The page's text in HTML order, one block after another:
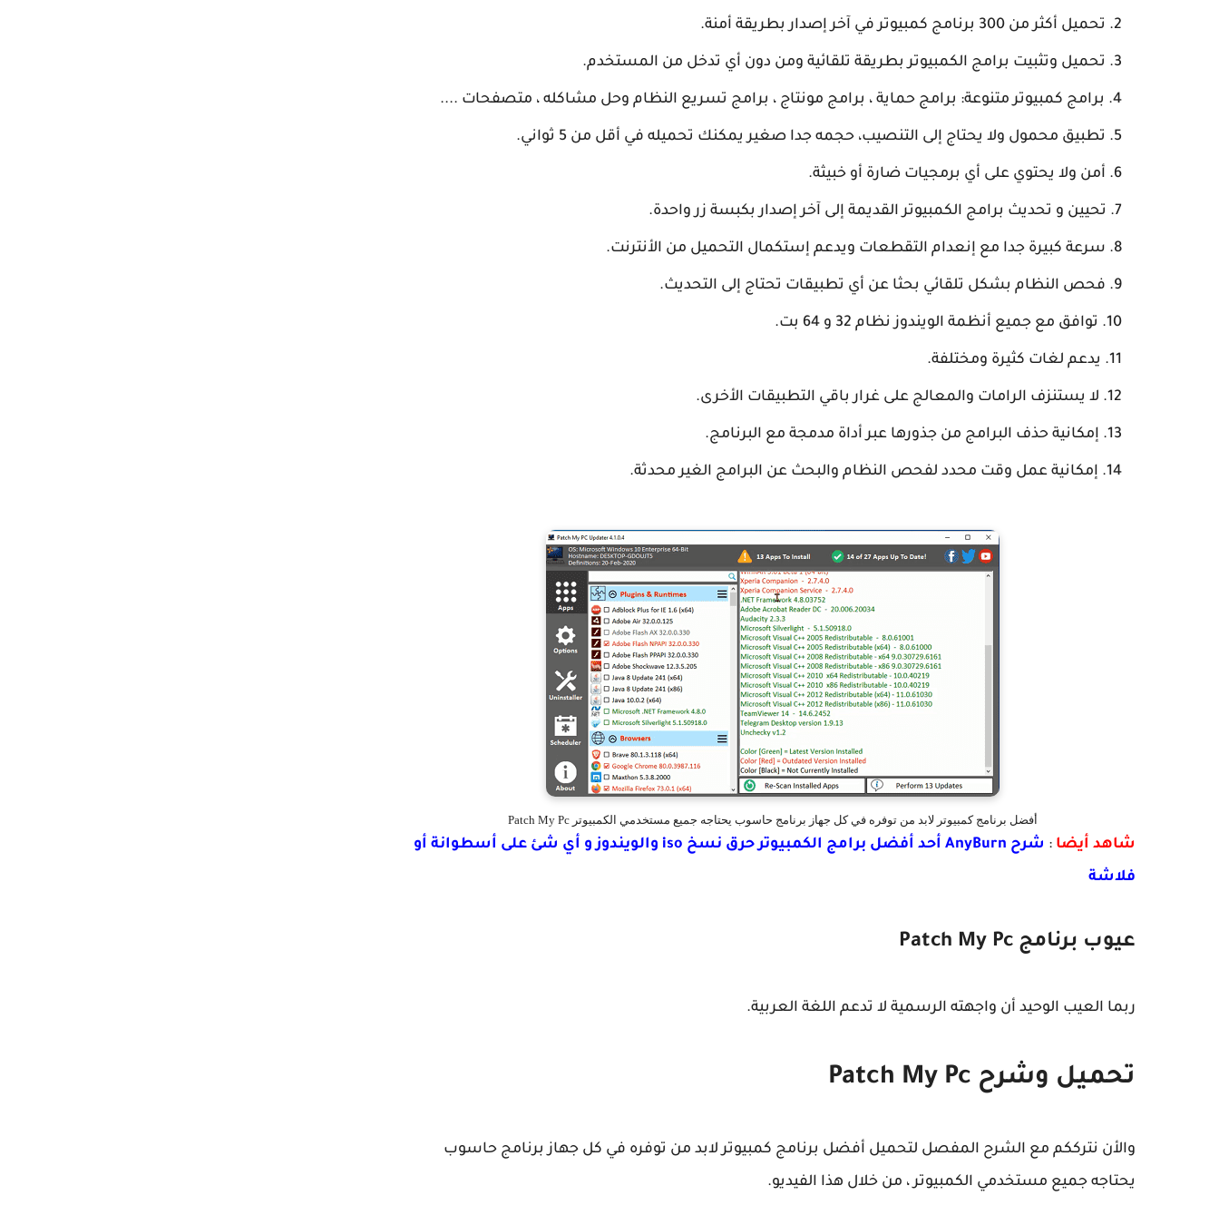
تحميل أكثر من 300 برنامج كمبيوتر في آخر إصدار بطريقة أمنة.
تحميل وتثبيت برامج الكمبيوتر بطريقة تلقائية ومن دون أي تدخل من المستخدم.
برامج كمبيوتر متنوعة: برامج حماية ، برامج مونتاج ، برامج تسريع النظام وحل مشاكله ، متصفحات ....
تطبيق محمول ولا يحتاج إلى التنصيب، حجمه جدا صغير يمكنك تحميله في أقل من 5 ثواني.
أمن ولا يحتوي على أي برمجيات ضارة أو خبيثة.
تحيين و تحديث برامج الكمبيوتر القديمة إلى آخر إصدار بكبسة زر واحدة.
سرعة كبيرة جدا مع إنعدام التقطعات ويدعم إستكمال التحميل من الأنترنت.
فحص النظام بشكل تلقائي بحثا عن أي تطبيقات تحتاج إلى التحديث.
توافق مع جميع أنظمة الويندوز نظام 32 و 64 بت.
يدعم لغات كثيرة ومختلفة.
لا يستنزف الرامات والمعالج على غرار باقي التطبيقات الأخرى.
إمكانية حذف البرامج من جذورها عبر أداة مدمجة مع البرنامج.
إمكانية عمل وقت محدد لفحص النظام والبحث عن البرامج الغير محدثة.
أفضل برنامج كمبيوتر لابد من توفره في كل جهاز برنامج حاسوب يحتاجه جميع مستخدمي الكمبيوتر Patch My Pc
شاهد أيضا :
شرح AnyBurn أحد أفضل برامج الكمبيوتر حرق نسخ iso والويندوز و أي شئ على أسطوانة أو
فلاشة
عيوب برنامج Patch My Pc
ربما العيب الوحيد أن واجهته الرسمية لا تدعم اللغة العربية.
تحميل وشرح Patch My Pc
والأن نترككم مع الشرح المفصل لتحميل أفضل برنامج كمبيوتر لابد من توفره في كل جهاز برنامج حاسوب
يحتاجه جميع مستخدمي الكمبيوتر ، من خلال هذا الفيديو.